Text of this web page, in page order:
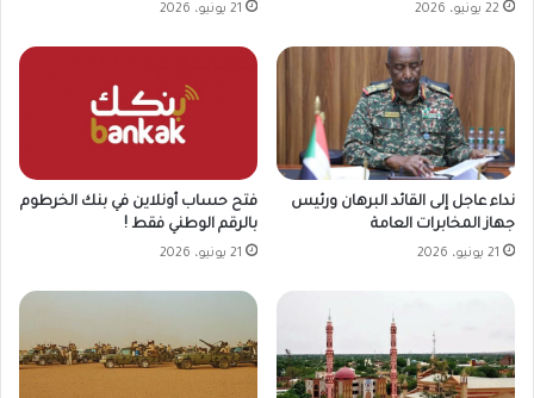
22 يونيو، 2026 21 يونيو، 2026
نداء عاجل إلى القائد البرهان ورئيس
جهاز المخابرات العامة
21 يونيو، 2026
فتح حساب أونلاين في بنك الخرطوم
بالرقم الوطني فقط !
21 يونيو، 2026